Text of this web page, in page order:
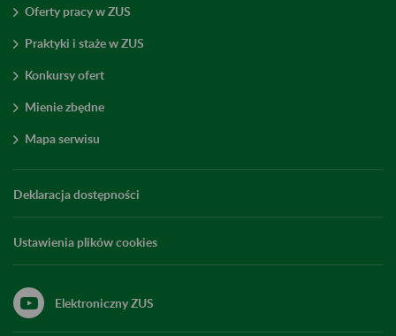
Oferty pracy w ZUS
Praktyki i staże w ZUS
Konkursy ofert
Mienie zbędne
Mapa serwisu
Deklaracja dostępności
Ustawienia plików cookies
Elektroniczny ZUS